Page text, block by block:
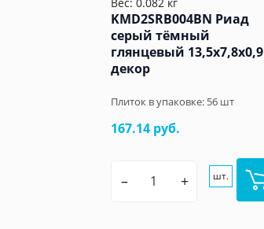
KMD2SRB004BN Риад
серый тёмный
глянцевый 13,5x7,8x0,9
декор
Плиток в упаковке: 56 шт
167.14 руб.
– + шт.